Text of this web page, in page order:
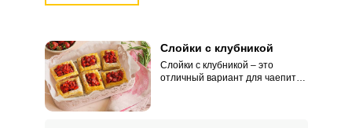
Слойки с клубникой
Слойки с клубникой – это
отличный вариант для чаепития